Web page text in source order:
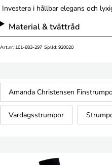
Investera i hållbar elegans och
Material & tvättråd
Art.nr: 101-883-297 SplId: 920020
Amanda Christensen
Vardagsstrumpor